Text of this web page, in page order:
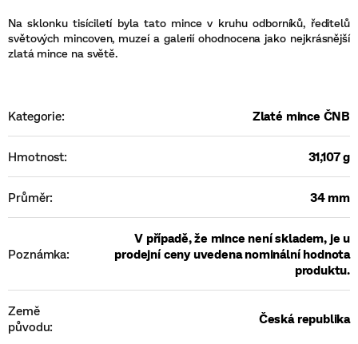
Na sklonku tisíciletí byla tato mince v kruhu odborníků, ředitelů
světových mincoven, muzeí a galerií ohodnocena jako nejkrásnější
zlatá mince na světě.
Kategorie: Zlaté mince ČNB
Hmotnost: 31,107 g
Průměr: 34 mm
Poznámka:
V případě, že mince není skladem, je u
prodejní ceny uvedena nominální hodnota
produktu.
Země
původu:
Česká republika